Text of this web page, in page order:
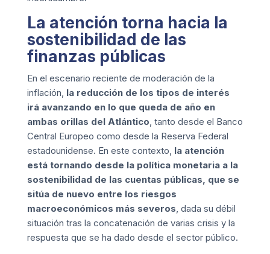
La atención torna hacia la
sostenibilidad de las
finanzas públicas
En el escenario reciente de moderación de la
inflación, la reducción de los tipos de interés
irá avanzando en lo que queda de año en
ambas orillas del Atlántico, tanto desde el Banco
Central Europeo como desde la Reserva Federal
estadounidense. En este contexto, la atención
está tornando desde la política monetaria a la
sostenibilidad de las cuentas públicas, que se
sitúa de nuevo entre los riesgos
macroeconómicos más severos, dada su débil
situación tras la concatenación de varias crisis y la
respuesta que se ha dado desde el sector público.